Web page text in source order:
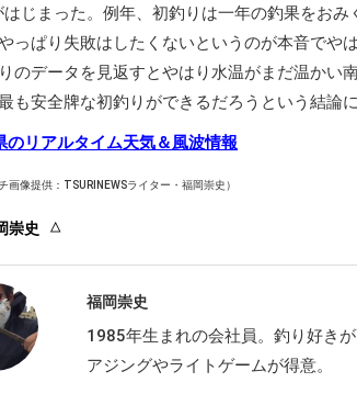
じまった。例年、初釣りは一年の釣果をおみ
っぱり失敗はしたくないというのが本音でや
のデータを見返すとやはり水温がまだ温かい
も安全牌な初釣りができるだろうという結論に
のリアルタイム天気＆風波情報
画像提供：TSURINEWSライター・福岡崇史）
崇史
福岡崇史
1985年生まれの会社員。釣り好き
アジングやライトゲームが得意。